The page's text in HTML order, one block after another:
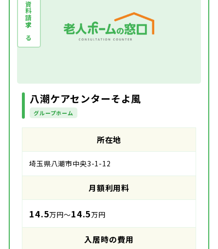
資料請求する
八潮ケアセンターそよ風
グループホーム
所在地
埼玉県八潮市中央3-1-12
月額利用料
14.5万円～14.5万円
入居時の費用